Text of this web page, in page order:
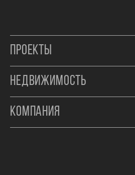
ПРОЕКТЫ
НЕДВИЖИМОСТЬ
КОМПАНИЯ